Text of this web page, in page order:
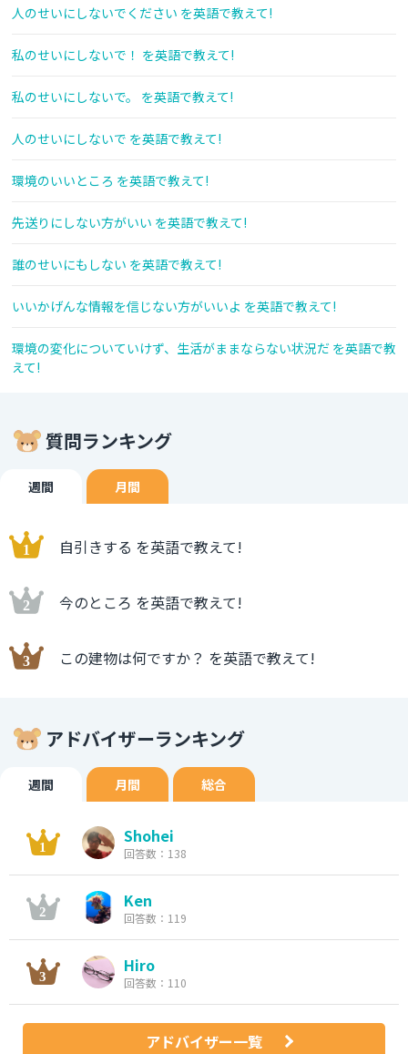
人のせいにしないでください を英語で教えて!
私のせいにしないで！ を英語で教えて!
私のせいにしないで。 を英語で教えて!
人のせいにしないで を英語で教えて!
環境のいいところ を英語で教えて!
先送りにしない方がいい を英語で教えて!
誰のせいにもしない を英語で教えて!
いいかげんな情報を信じない方がいいよ を英語で教えて!
環境の変化についていけず、生活がままならない状況だ を英語で教
えて!
質問ランキング
週間 月間
自引きする を英語で教えて!
今のところ を英語で教えて!
この建物は何ですか？ を英語で教えて!
アドバイザーランキング
週間 月間 総合
Shohei
回答数：138
Ken
回答数：119
Hiro
回答数：110
アドバイザー一覧